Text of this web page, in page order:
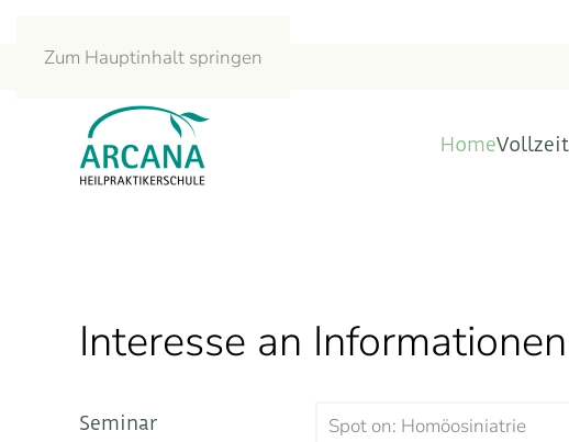
Zum Hauptinhalt springen
Home
Interesse an
Seminar